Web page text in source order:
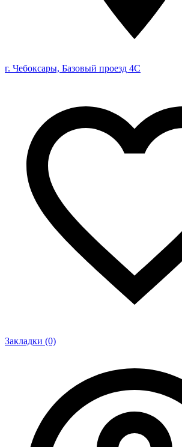
г. Чебоксары, Базовый проезд 4С
Закладки (0)